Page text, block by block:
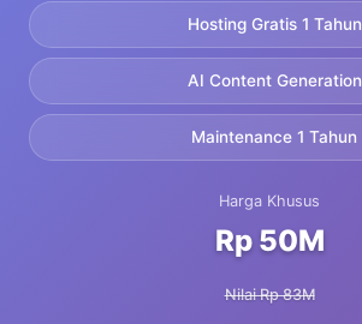
Hosting Gratis 1 Tahun
AI Content Generation
Maintenance 1 Tahun
Harga Khusus
Rp 50M
Nilai Rp 83M